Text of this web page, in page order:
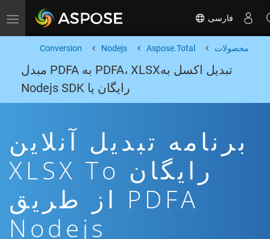
Toggle navigation فارسی
محصولات Aspose.Total
Nodejs
Conversion
تبدیل اکسل بهPDFA، XLSX به PDFA مبدل
رایگان یا Nodejs SDK
برنامه تبدیل آنلاین
رایگان XLSX To
PDFA از طریق
Nodejs